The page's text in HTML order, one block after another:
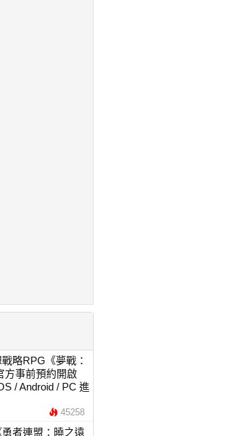
略RPG《夢戰：
方事前預約開啟
/ Android / PC 進
45258
勇者連盟：曉之遠